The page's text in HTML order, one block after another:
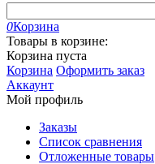
0Корзина
Товары в корзине:
Корзина пуста
Корзина Оформить заказ
Аккаунт
Мой профиль
Заказы
Список сравнения
Отложенные товары